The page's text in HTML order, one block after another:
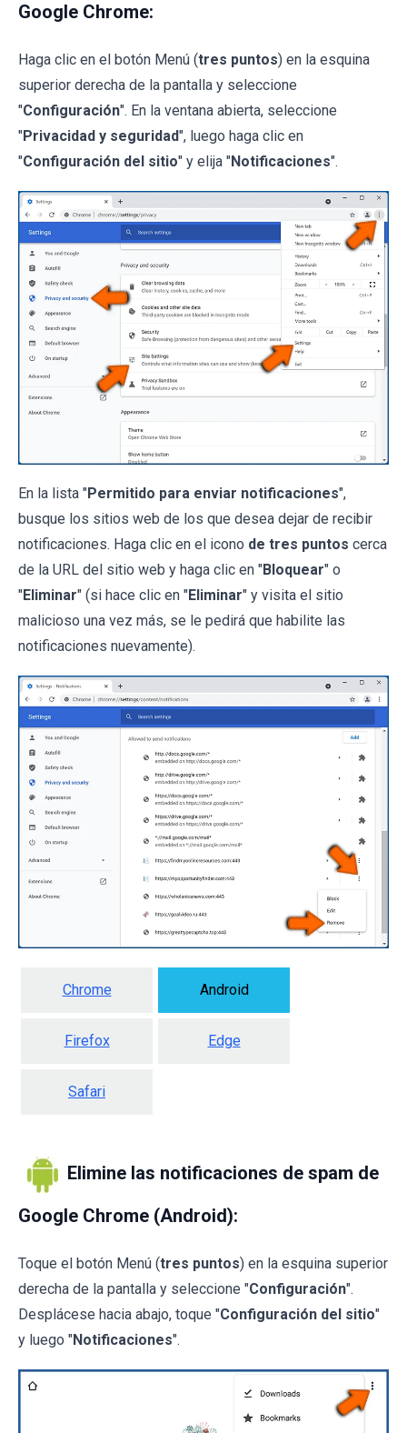
Google Chrome:
Haga clic en el botón Menú (tres puntos) en la esquina
superior derecha de la pantalla y seleccione
"Configuración". En la ventana abierta, seleccione
"Privacidad y seguridad", luego haga clic en
"Configuración del sitio" y elija "Notificaciones".
En la lista "Permitido para enviar notificaciones",
busque los sitios web de los que desea dejar de recibir
notificaciones. Haga clic en el icono de tres puntos cerca
de la URL del sitio web y haga clic en "Bloquear" o
"Eliminar" (si hace clic en "Eliminar" y visita el sitio
malicioso una vez más, se le pedirá que habilite las
notificaciones nuevamente).
Chrome Android
Firefox Edge
Safari
Elimine las notificaciones de spam de
Google Chrome (Android):
Toque el botón Menú (tres puntos) en la esquina superior
derecha de la pantalla y seleccione "Configuración".
Desplácese hacia abajo, toque "Configuración del sitio"
y luego "Notificaciones".